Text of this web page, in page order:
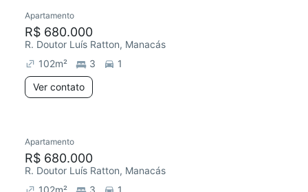
Redecorar
Apartamento
R$ 680.000
R. Doutor Luís Ratton, Manacás
102m² 3
1
Ver contato
Redecorar
Apartamento
R$ 680.000
R. Doutor Luís Ratton, Manacás
102m² 3
1